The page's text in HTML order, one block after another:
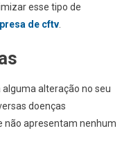
esse tipo de
de cftv.
alteração no seu
doenças
não apresentam nenhum